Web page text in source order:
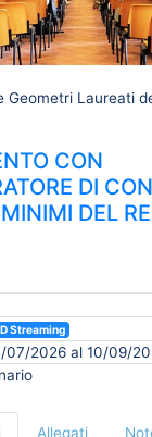
Geometri Laureati
CON
DI
DEL
Streaming
07/2026 al 10/09/
Allegati